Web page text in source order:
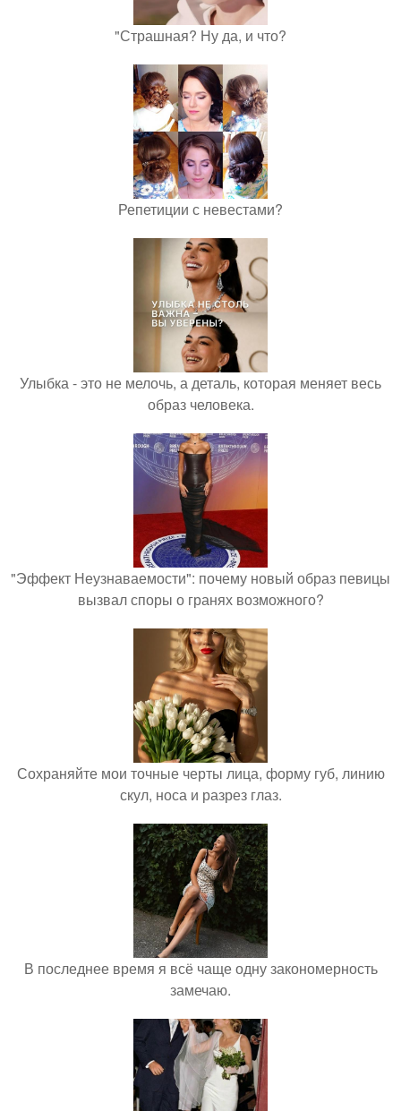
"Страшная? Ну да, и что?
Репетиции с невестами?
Улыбка - это не мелочь, а деталь, которая меняет весь
образ человека.
"Эффект Неузнаваемости": почему новый образ певицы
вызвал споры о гранях возможного?
Сохраняйте мои точные черты лица, форму губ, линию
скул, носа и разрез глаз.
В последнее время я всё чаще одну закономерность
замечаю.